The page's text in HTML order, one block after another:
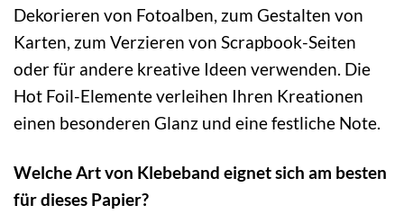
Dekorieren von Fotoalben, zum Gestalten von
Karten, zum Verzieren von Scrapbook-Seiten
oder für andere kreative Ideen verwenden. Die
Hot Foil-Elemente verleihen Ihren Kreationen
einen besonderen Glanz und eine festliche Note.
Welche Art von Klebeband eignet sich am besten
für dieses Papier?